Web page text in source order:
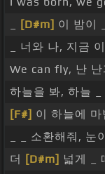
[D#m] 이 밤이 _
_ 너와 나, 지금
We can fly, 난 난
하늘을 봐, 하늘 _
[F#] 이 하늘에 마
_ _ 소환해줘, 눈
더
[D#m] 넓게 _